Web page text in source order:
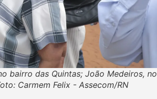
bairro das Quintas; João Medeiros, no
Carmem Felix - Assecom/RN